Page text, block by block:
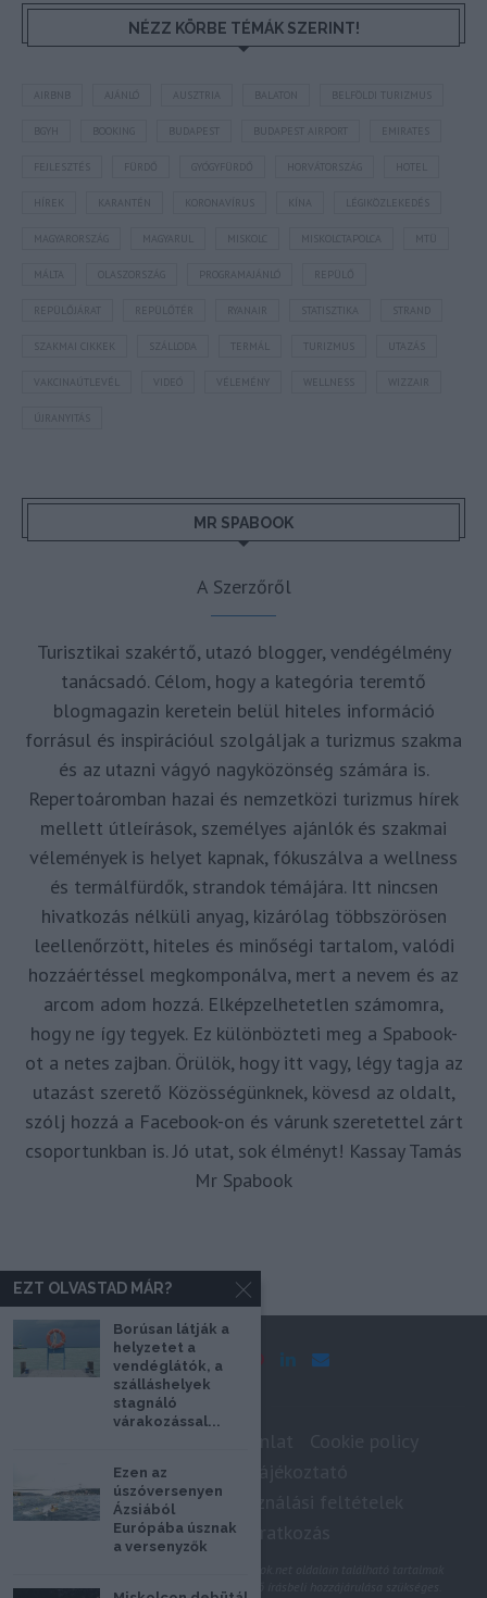
NÉZZ KÖRBE TÉMÁK SZERINT!
AUSZTRIA BALATON BELFÖLDI TURIZMUS
BUDAPEST BUDAPEST AIRPORT EMIRATES
FEJLESZTÉS HORVÁTORSZÁG HOTEL
KARANTÉN LÉGIKÖZLEKEDÉS
MAGYARORSZÁG MISKOLCTAPOLCA MTÜ
MÁLTA OLASZORSZÁG
REPÜLŐJÁRAT REPÜLŐTÉR STATISZTIKA STRAND
SZAKMAI CIKKEK SZÁLLODA TERMÁL TURIZMUS UTAZÁS
VAKCINAÚTLEVÉL WIZZAIR
ÚJRANYITÁS
MR SPABOOK
A Szerzőről
Turisztikai szakértő, utazó blogger, vendégélmény
tanácsadó. Célom, hogy a kategória teremtő
blogmagazin keretein belül hiteles információ
forrásul és inspirációul szolgáljak a turizmus szakma
és az utazni vágyó nagyközönség számára is.
Repertoáromban hazai és nemzetközi turizmus hírek
mellett útleírások, személyes ajánlók és szakmai
vélemények is helyet kapnak, fókuszálva a wellness
és termálfürdők, strandok témájára. Itt nincsen
hivatkozás nélküli anyag, kizárólag többszörösen
leellenőrzött, hiteles és minőségi tartalom, valódi
hozzáértéssel megkomponálva, mert a nevem és az
arcom adom hozzá. Elképzelhetetlen számomra,
hogy ne így tegyek. Ez különbözteti meg a Spabook-
ot a netes zajban. Örülök, hogy itt vagy, légy tagja az
utazást szerető Közösségünknek, kövesd az oldalt,
szólj hozzá a Facebook-on és várunk szeretettel zárt
csoportunkban is. Jó utat, sok élményt! Kassay Tamás
Mr Spabook
Adatkezelési tájékoztató
Szerzői jogok, felhasználási feltételek
Hírlevél feliratkozás
felhasználásához, újraközléséhez a szerző írásbeli hozzájárulása szükséges.
EZT OLVASTAD MÁR?
Borúsan látják a
helyzetet a
vendéglátók, a
szálláshelyek
stagnáló
várakozással...
Ezen az
úszóversenyen
Ázsiából
Európába úsznak
a versenyzők